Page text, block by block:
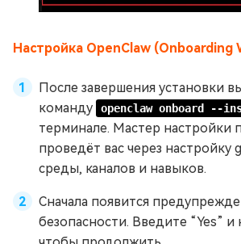
Настройка OpenClaw (Onboarding
После завершения установки
команду
openclaw onboard --
терминале. Мастер настройки
проведёт вас через настройку
среды, каналов и навыков.
Сначала появится
безопасности. Введите “Yes”